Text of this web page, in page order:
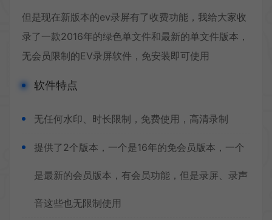
但是现在新版本的ev录屏有了收费功能，我给大家收
录了一款2016年的绿色单文件和最新的单文件版本，
无会员限制的EV录屏软件，免安装即可使用
软件特点
无任何水印、时长限制，免费使用，高清录制
提供了2个版本，一个是16年的免会员版本，一个
是最新的会员版本，有会员功能，但是录屏、录声
音这些也无限制使用